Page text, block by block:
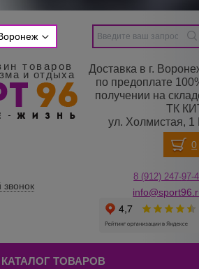
товаров
и отдыха
Доставка в г.
по предоплате
получении на
ТК
ул. Холмистая, 1
звонок
8 (912) 247-97-
КАТАЛОГ ТОВАРОВ